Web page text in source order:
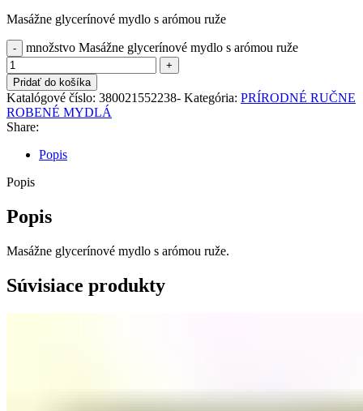
Masážne glycerínové mydlo s arómou ruže
množstvo Masážne glycerínové mydlo s arómou ruže
Pridať do košíka
Katalógové číslo: 380021552238- Kategória: PRÍRODNÉ RUČNE
ROBENÉ MYDLÁ
Share:
Popis
Popis
Popis
Masážne glycerínové mydlo s arómou ruže.
Súvisiace produkty